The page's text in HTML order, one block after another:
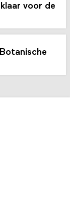
voor de